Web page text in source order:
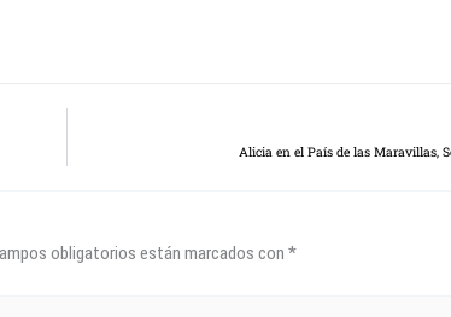
Alicia en el País de las Maravillas,
obligatorios están marcados con *